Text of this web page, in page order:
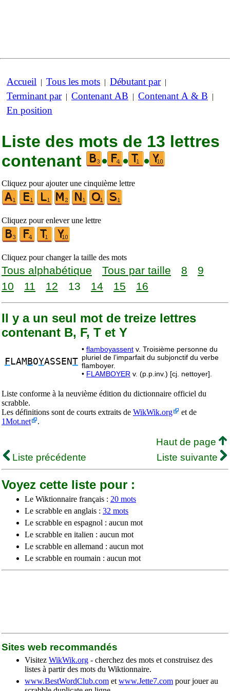
Accueil | Tous les mots | Débutant par|
Terminant par| Contenant AB | Contenant A & B |
En position
Liste des mots de 13 lettres
contenant
• • •
Cliquez pour ajouter une cinquième lettre
Cliquez pour enlever une lettre
Cliquez pour changer la taille des mots
Tous alphabétique Tous par taille 8
9
10
11 12 13 14 15 16
Il y a un seul mot de treize lettres
contenant B, F, T et Y
F LAM BOYASSENT
• flamboyassent v. Troisième personne du
pluriel de l’imparfait du subjonctif du verbe
flamboyer.
• FLAMBOYER v. (p.p.inv.) [cj. nettoyer].
Liste conforme à la neuvième édition du dictionnaire officiel du
scrabble.
Les définitions sont de courts extraits de WikWik.org
et de
1Mot.net
.
Haut de page
Liste précédente
Liste suivante
Voyez cette liste pour :
Le Wiktionnaire français : 20 mots
Le scrabble en anglais : 32 mots
Le scrabble en espagnol : aucun mot
Le scrabble en italien : aucun mot
Le scrabble en allemand : aucun mot
Le scrabble en roumain : aucun mot
Sites web recommandés
Visitez WikWik.org - cherchez des mots et construisez des
listes à partir des mots du Wiktionnaire.
www.BestWordClub.com et www.Jette7.com pour jouer au